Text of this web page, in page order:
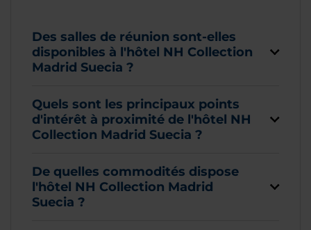
Des salles de réunion sont-elles
disponibles à l'hôtel NH Collection
Madrid Suecia ?
Quels sont les principaux points
d'intérêt à proximité de l'hôtel NH
Collection Madrid Suecia ?
De quelles commodités dispose
l'hôtel NH Collection Madrid
Suecia ?